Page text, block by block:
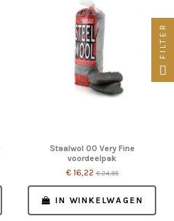
Staalwol 00 Very Fine
voordeelpak
€ 16,22 € 24,95
IN WINKELWAGEN
FILTER